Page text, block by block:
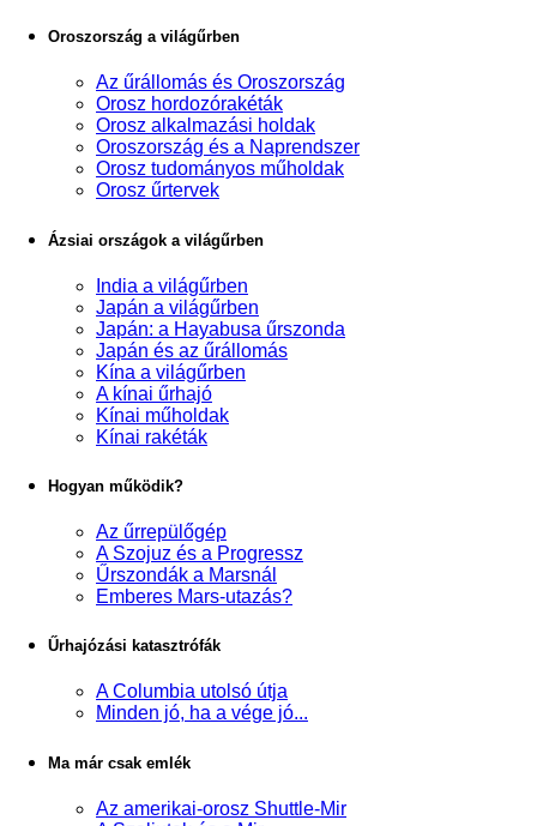
Oroszország a világűrben
Az űrállomás és Oroszország
Orosz hordozórakéták
Orosz alkalmazási holdak
Oroszország és a Naprendszer
Orosz tudományos műholdak
Orosz űrtervek
Ázsiai országok a világűrben
India a világűrben
Japán a világűrben
Japán: a Hayabusa űrszonda
Japán és az űrállomás
Kína a világűrben
A kínai űrhajó
Kínai műholdak
Kínai rakéták
Hogyan működik?
Az űrrepülőgép
A Szojuz és a Progressz
Űrszondák a Marsnál
Emberes Mars-utazás?
Űrhajózási katasztrófák
A Columbia utolsó útja
Minden jó, ha a vége jó...
Ma már csak emlék
Az amerikai-orosz Shuttle-Mir